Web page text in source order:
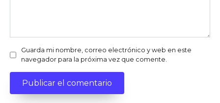
Guarda mi nombre, correo electrónico y web en este
navegador para la próxima vez que comente.